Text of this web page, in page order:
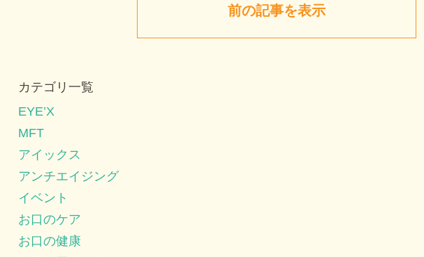
前の記事を表示
カテゴリ一覧
EYE’X
MFT
アイックス
アンチエイジング
イベント
お口のケア
お口の健康